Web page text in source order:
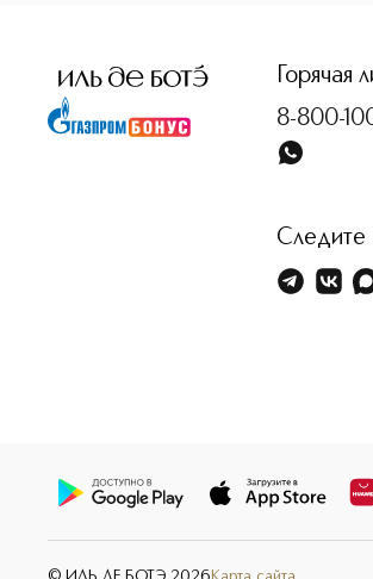
Горячая
8-800-
Следите